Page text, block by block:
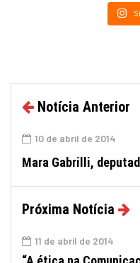
Notícia Anterior
10 de abril de 2014
Mara Gabrilli,
Próxima Notícia
11 de abril de 2014